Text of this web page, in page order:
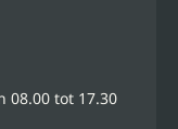
08.00 tot 17.30